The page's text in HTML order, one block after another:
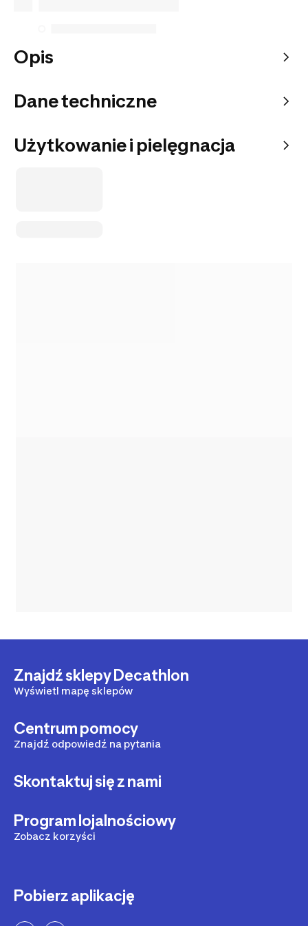
Opis
Dane techniczne
Użytkowanie i pielęgnacja
Znajdź sklepy Decathlon
Wyświetl mapę sklepów
Centrum pomocy
Znajdź odpowiedź na pytania
Skontaktuj się z nami
Program lojalnościowy
Zobacz korzyści
Pobierz aplikację